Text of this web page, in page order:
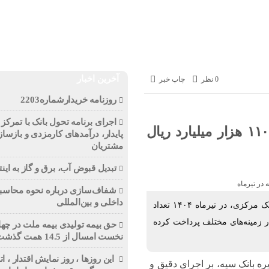
چاپ خبر 0 نظر
اعطای ۳۱ هزار فقره تسهیلات به ارزش ۱۱۰ هزار میلیارد ریال
بانک سپه در ادامه تعهد به اجرای سیاست‌های حمایتی دولت و بانک مرکزی، در تیرماه ۱۴۰۴ تعداد
۱۱۰ هزار میلیارد ریال در زمینه‌های مختلف پرداخت کرده
بانک سپه، بر اجرای دقیق و
روزنامه خریدارشماره2203
اجرای برنامه تحول بانک با تمرکز
پایدار، درآمدهای کارمزدی و
مشتریان
تبدیل قبوض آب، برق و گاز به
شفاف‌سازی درباره نحوه
داخلی و بین‌المللی
حق بیمه تولیدی بیمه ملت در
نخست امسال از 14.5 همت گذشت
این روزها ، روز نمایش اقتدار